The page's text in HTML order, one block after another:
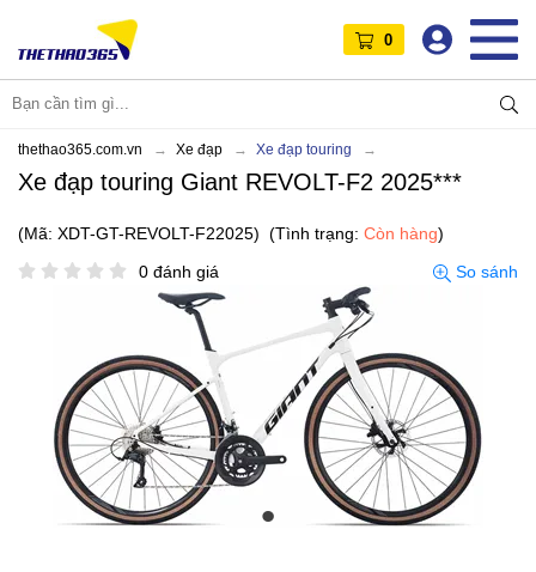
0
thethao365.com.vn Xe đạp Xe đạp touring
Xe đạp touring Giant REVOLT-F2 2025***
(Mã: XDT-GT-REVOLT-F22025) (Tình trạng: Còn hàng)
0 đánh giá
So sánh